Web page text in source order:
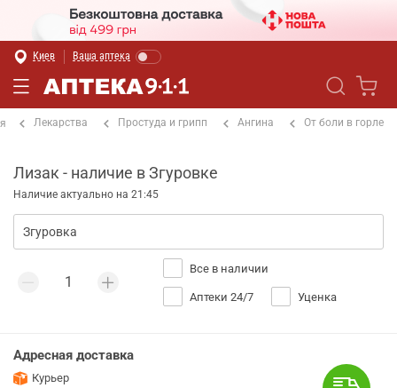
Киев Ваша аптека
Лекарства Простуда и грипп Ангина От боли в горле
Лизак - наличие в Згуровке
Наличие актуально на 21:45
Все в наличии
Аптеки 24/7 Уценка
Адресная доставка
Курьер